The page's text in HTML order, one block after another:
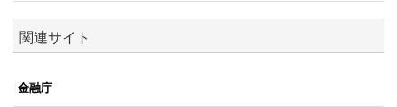
関連サイト
金融庁